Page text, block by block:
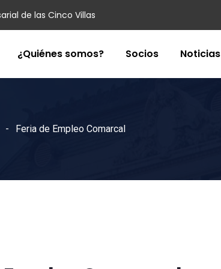
de las Cinco Villas
¿Quiénes somos? Socios Noticias
Feria de Empleo Comarcal